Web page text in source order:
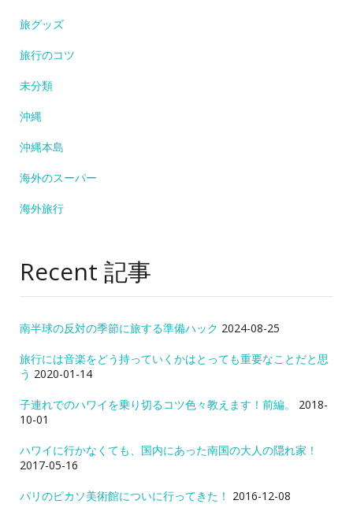
旅グッズ
旅行のコツ
未分類
沖縄
沖縄本島
海外のスーパー
海外旅行
Recent 記事
南半球の反対の季節に旅する準備ハック 2024-08-25
旅行には音楽をどう持っていくかはとっても重要なことだと思
う 2020-01-14
子連れでのハワイを乗り切るコツ色々教えます！前編。
2018-
10-01
ハワイに行かなくても、国内にあった南国の大人の隠れ家！
2017-05-16
パリのピカソ美術館についに行ってきた！ 2016-12-08